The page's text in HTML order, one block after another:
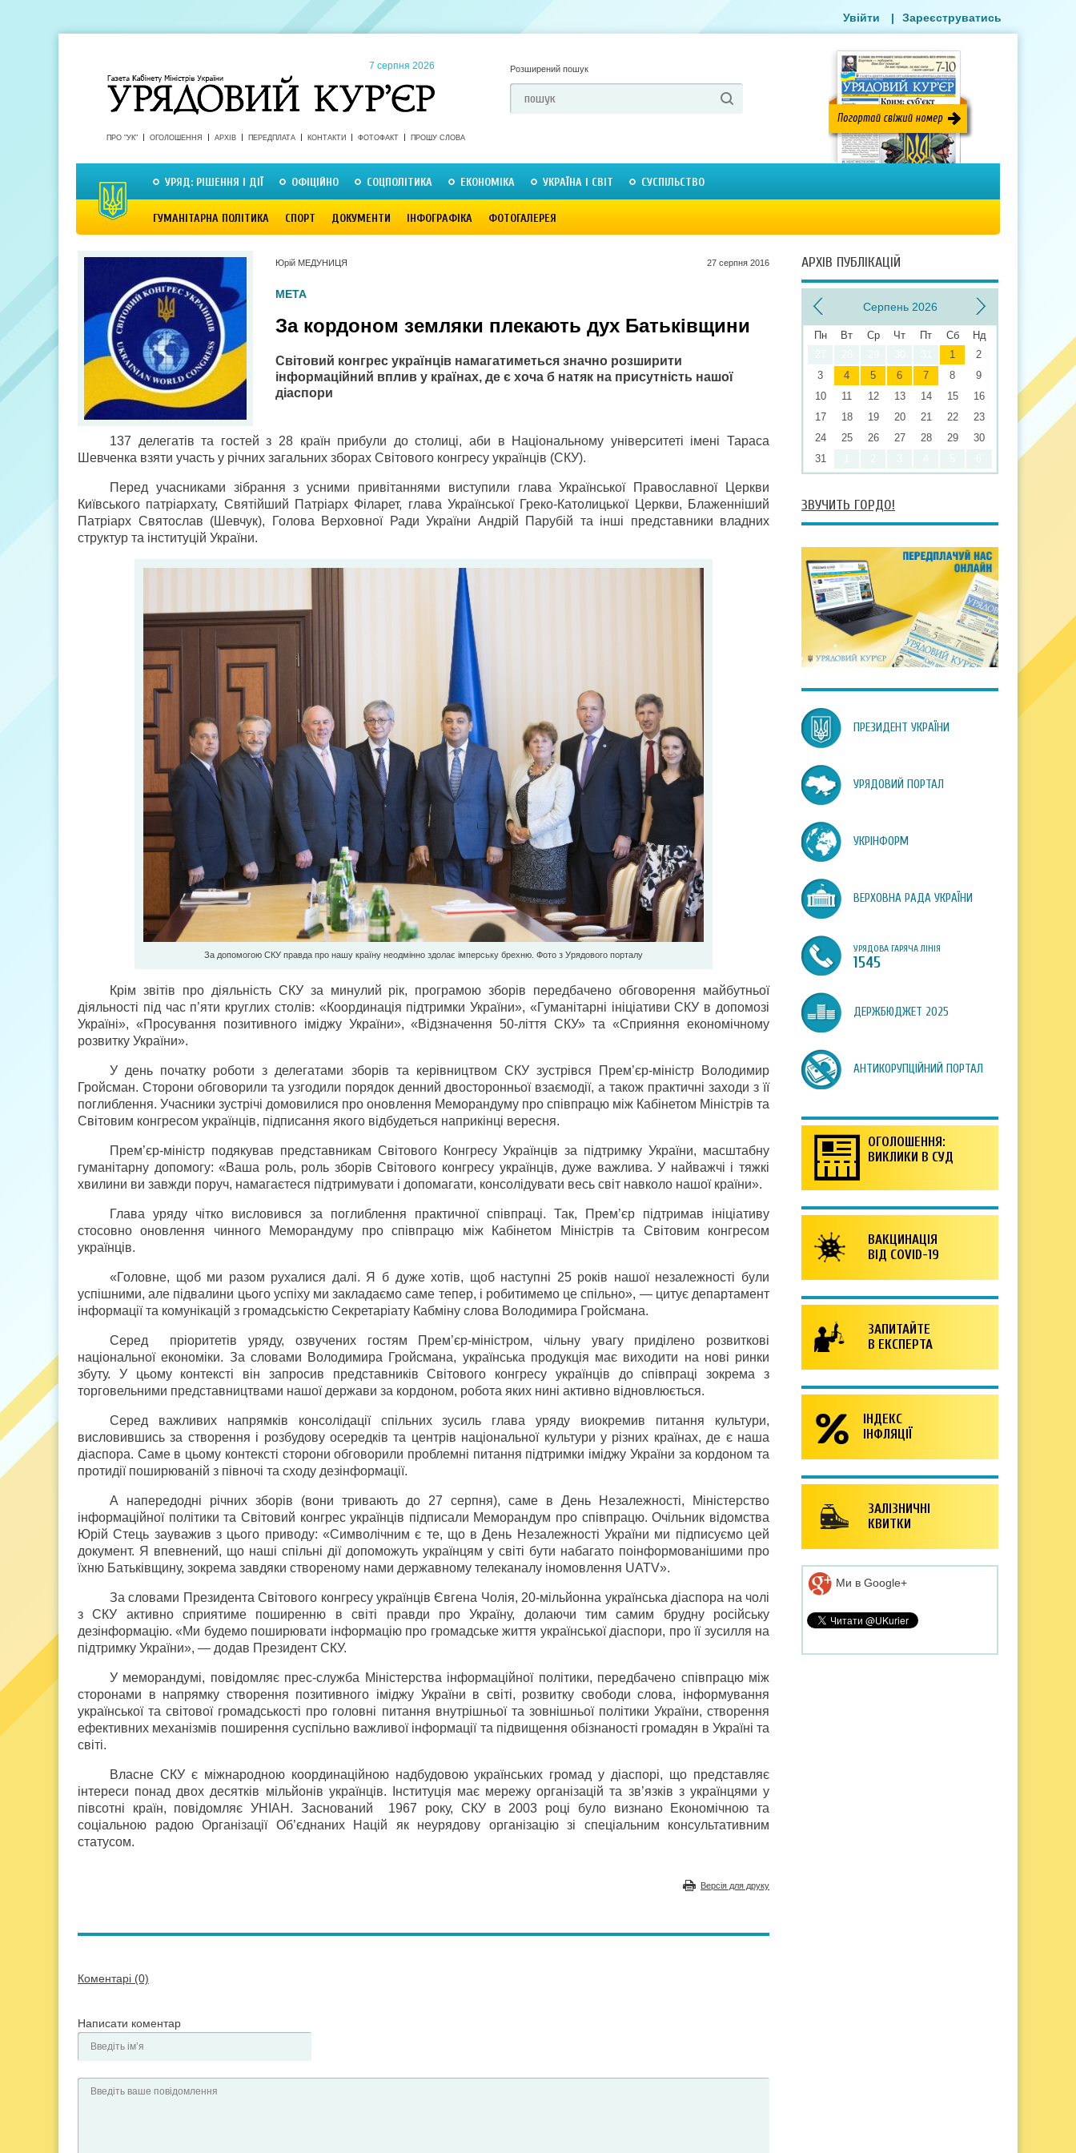
7 серпня 2026 Розширений пошук
ПРО "УК" ОГОЛОШЕННЯ АРХІВ ПЕРЕДПЛАТА КОНТАКТИ ФОТОФАКТ ПРОШУ СЛОВА
УРЯД: РІШЕННЯ І ДІЇ ОФІЦІЙНО СОЦПОЛІТИКА ЕКОНОМІКА УКРАЇНА І СВІТ СУСПІЛЬСТВО
ГУМАНІТАРНА ПОЛІТИКА СПОРТ ДОКУМЕНТИ ІНФОГРАФІКА ФОТОГАЛЕРЕЯ
Увійти | Зареєструватись
Юрій МЕДУНИЦЯ 27 серпня 2016
МЕТА
За кордоном земляки плекають дух Батьківщини
Світовий конгрес українців намагатиметься значно розширити
інформаційний вплив у країнах, де є хоча б натяк на присутність нашої
діаспори
137 делегатів та гостей з 28 країн прибули до столиці, аби в Національному університеті імені Тараса
Шевченка взяти участь у річних загальних зборах Світового конгресу українців (СКУ).
Перед учасниками зібрання з усними привітаннями виступили глава Української Православної Церкви
Київського патріархату, Святійший Патріарх Філарет, глава Української Греко-Католицької Церкви, Блаженніший
Патріарх Святослав (Шевчук), Голова Верховної Ради України Андрій Парубій та інші представники владних
структур та інституцій України.
За допомогою СКУ правда про нашу країну неодмінно здолає імперську брехню. Фото з Урядового порталу
Крім звітів про діяльність СКУ за минулий рік, програмою зборів передбачено обговорення майбутньої
діяльності під час п’яти круглих столів: «Координація підтримки України», «Гуманітарні ініціативи СКУ в допомозі
Україні», «Просування позитивного іміджу України», «Відзначення 50-ліття СКУ» та «Сприяння економічному
розвитку України».
У день початку роботи з делегатами зборів та керівництвом СКУ зустрівся Прем’єр-міністр Володимир
Гройсман. Сторони обговорили та узгодили порядок денний двосторонньої взаємодії, а також практичні заходи з її
поглиблення. Учасники зустрічі домовилися про оновлення Меморандуму про співпрацю між Кабінетом Міністрів та
Світовим конгресом українців, підписання якого відбудеться наприкінці вересня.
Прем’єр-міністр подякував представникам Світового Конгресу Українців за підтримку України, масштабну
гуманітарну допомогу: «Ваша роль, роль зборів Світового конгресу українців, дуже важлива. У найважчі і тяжкі
хвилини ви завжди поруч, намагаєтеся підтримувати і допомагати, консолідувати весь світ навколо нашої країни».
Глава уряду чітко висловився за поглиблення практичної співпраці. Так, Прем’єр підтримав ініціативу
стосовно оновлення чинного Меморандуму про співпрацю між Кабінетом Міністрів та Світовим конгресом
українців.
«Головне, щоб ми разом рухалися далі. Я б дуже хотів, щоб наступні 25 років нашої незалежності були
успішними, але підвалини цього успіху ми закладаємо саме тепер, і робитимемо це спільно», — цитує департамент
інформації та комунікацій з громадськістю Секретаріату Кабміну слова Володимира Гройсмана.
Серед пріоритетів уряду, озвучених гостям Прем’єр-міністром, чільну увагу приділено розвиткові
національної економіки. За словами Володимира Гройсмана, українська продукція має виходити на нові ринки
збуту. У цьому контексті він запросив представників Світового конгресу українців до співпраці зокрема з
торговельними представництвами нашої держави за кордоном, робота яких нині активно відновлюється.
Серед важливих напрямків консолідації спільних зусиль глава уряду виокремив питання культури,
висловившись за створення і розбудову осередків та центрів національної культури у різних країнах, де є наша
діаспора. Саме в цьому контексті сторони обговорили проблемні питання підтримки іміджу України за кордоном та
протидії поширюваній з півночі та сходу дезінформації.
А напередодні річних зборів (вони тривають до 27 серпня), саме в День Незалежності, Міністерство
інформаційної політики та Світовий конгрес українців підписали Меморандум про співпрацю. Очільник відомства
Юрій Стець зауважив з цього приводу: «Символічним є те, що в День Незалежності України ми підписуємо цей
документ. Я впевнений, що наші спільні дії допоможуть українцям у світі бути набагато поінформованішими про
їхню Батьківщину, зокрема завдяки створеному нами державному телеканалу іномовлення UATV».
За словами Президента Світового конгресу українців Євгена Чолія, 20-мільйонна українська діаспора на чолі
з СКУ активно сприятиме поширенню в світі правди про Україну, долаючи тим самим брудну російську
дезінформацію. «Ми будемо поширювати інформацію про громадське життя української діаспори, про її зусилля на
підтримку України», — додав Президент СКУ.
У меморандумі, повідомляє прес-служба Міністерства інформаційної політики, передбачено співпрацю між
сторонами в напрямку створення позитивного іміджу України в світі, розвитку свободи слова, інформування
української та світової громадськості про головні питання внутрішньої та зовнішньої політики України, створення
ефективних механізмів поширення суспільно важливої інформації та підвищення обізнаності громадян в Україні та
світі.
Власне СКУ є міжнародною координаційною надбудовою українських громад у діаспорі, що представляє
інтереси понад двох десятків мільйонів українців. Інституція має мережу організацій та зв’язків з українцями у
півсотні країн, повідомляє УНІАН. Заснований 1967 року, СКУ в 2003 році було визнано Економічною та
соціальною радою Організації Об’єднаних Націй як неурядову організацію зі спеціальним консультативним
статусом.
Версія для друку
Коментарі (0)
Написати коментар
АРХІВ ПУБЛІКАЦІЙ
Серпень 2026
Пн Вт Ср Чт Пт Сб
Нд
1
2
3
4 5 6 7 8
9
10
11 12 13 14 15
16
17
18 19 20 21 22
23
24
25 26 27 28 29
30
31
ЗВУЧИТЬ ГОРДО!
ПРЕЗИДЕНТ УКРАЇНИ
УРЯДОВИЙ ПОРТАЛ
УКРІНФОРМ
ВЕРХОВНА РАДА УКРАЇНИ
УРЯДОВА ГАРЯЧА ЛІНІЯ
1545
ДЕРЖБЮДЖЕТ 2025
АНТИКОРУПЦІЙНИЙ ПОРТАЛ
ОГОЛОШЕННЯ:
ВИКЛИКИ В СУД
ВАКЦИНАЦІЯ
ВІД COVID-19
ЗАПИТАЙТЕ
В ЕКСПЕРТА
ІНДЕКС
ІНФЛЯЦІЇ
ЗАЛІЗНИЧНІ
КВИТКИ
Ми в Google+